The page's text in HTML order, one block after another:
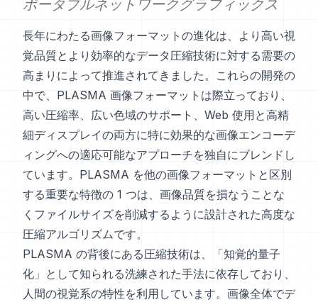
ポータブルネットワークグラフィックス
長年にわたる画像フォーマットの進化は、より高い視
覚品質とより効率的なデータ圧縮技術に対する需要の
高まりによって推進されてきました。これらの開発の
中で、PLASMA 画像フォーマットは際立っており、
高い圧縮率、広い色域のサポート、Web 使用と高精
細ディスプレイの両方に特に効果的な画像エンコーデ
ィングへの適応可能なアプローチを独自にブレンドし
ています。PLASMA を他の画像フォーマットと区別
する重要な特徴の 1 つは、画像品質を損なうことな
くファイルサイズを削減するように設計された高度な
圧縮アルゴリズムです。
PLASMA の背後にある圧縮技術は、「知覚的量子
化」として知られる洗練された手法に依存しており、
人間の視覚系の特性を利用しています。画像全体でデ